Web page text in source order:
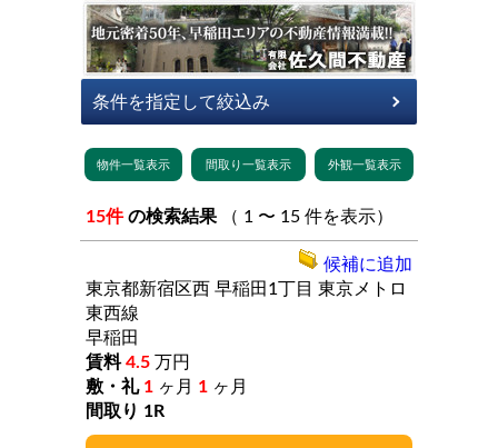
15件 の検索結果 （ 1 〜 15 件を表示）
東京都新宿区西 早稲田1丁目 東京メトロ
東西線
早稲田
4.5 万円
1 ヶ月 1 ヶ月
1R
候補に追加